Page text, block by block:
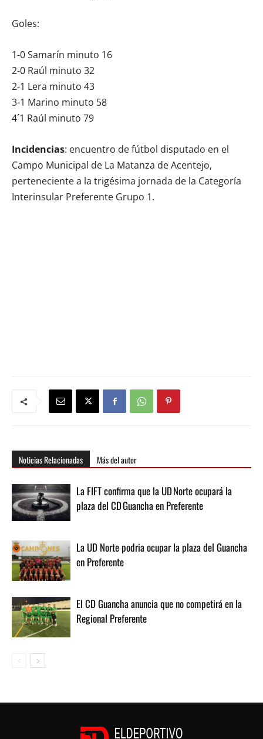
Goles:
1-0 Samarín minuto 16
2-0 Raúl minuto 32
2-1 Lera minuto 43
3-1 Marino minuto 58
4´1 Raúl minuto 79
Incidencias: encuentro de fútbol disputado en el
Campo Municipal de La Matanza de Acentejo,
perteneciente a la trigésima jornada de la Categoría
Interinsular Preferente Grupo 1.
Noticias Relacionadas Más del autor
La FIFT confirma que la UD Norte ocupará la
plaza del CD Guancha en Preferente
La UD Norte podria ocupar la plaza del Guancha
en Preferente
El CD Guancha anuncia que no competirá en la
Regional Preferente